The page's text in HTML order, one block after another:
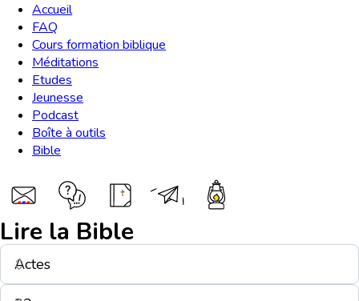
Accueil
FAQ
Cours formation biblique
Méditations
Etudes
Jeunesse
Podcast
Boîte à outils
Bible
Lire la Bible